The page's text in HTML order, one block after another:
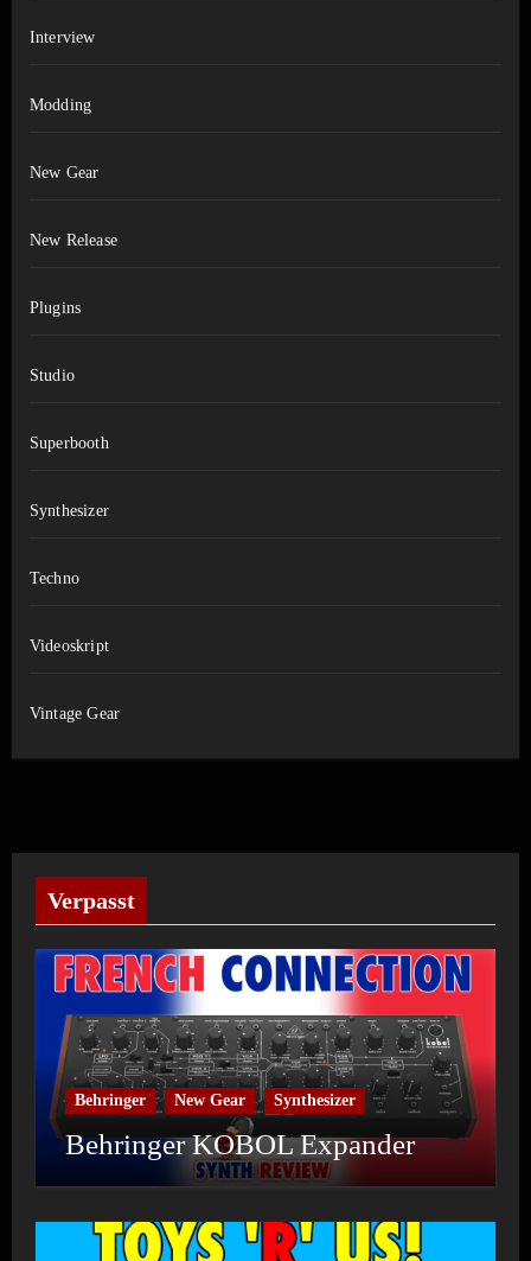
Interview
Modding
New Gear
New Release
Plugins
Studio
Superbooth
Synthesizer
Techno
Videoskript
Vintage Gear
Verpasst
Behringer New Gear Synthesizer
Behringer KOBOL Expander